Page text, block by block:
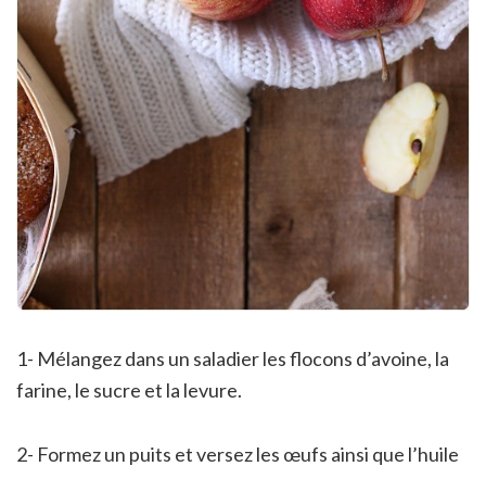
1- Mélangez dans un saladier les flocons d’avoine, la
farine, le sucre et la levure.
2- Formez un puits et versez les œufs ainsi que l’huile